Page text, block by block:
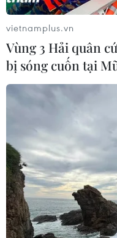
phải đóng cửa
07/08/2026 09:10
Từ ngày 9/8, cảnh
diện rộng ở khu vực
Từ Quảng Ninh đến
động ứng phó với áp
07/08/2026 08:21
vietnamplus.vn
Vùng 3 Hải quân
bị sóng cuốn tại